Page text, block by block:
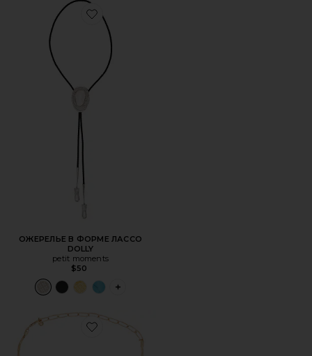
Favorite ОЖЕРЕЛЬЕ В ФОРМЕ ЛАССО DOLLY
ОЖЕРЕЛЬЕ В ФОРМЕ ЛАССО
DOLLY
petit moments
$50
PLUS ICON TO SEE MORE OPTIONS
Favorite КОЛЬЕ С ПОДВЕСКОЙ OPEN CIRCLE PAVE